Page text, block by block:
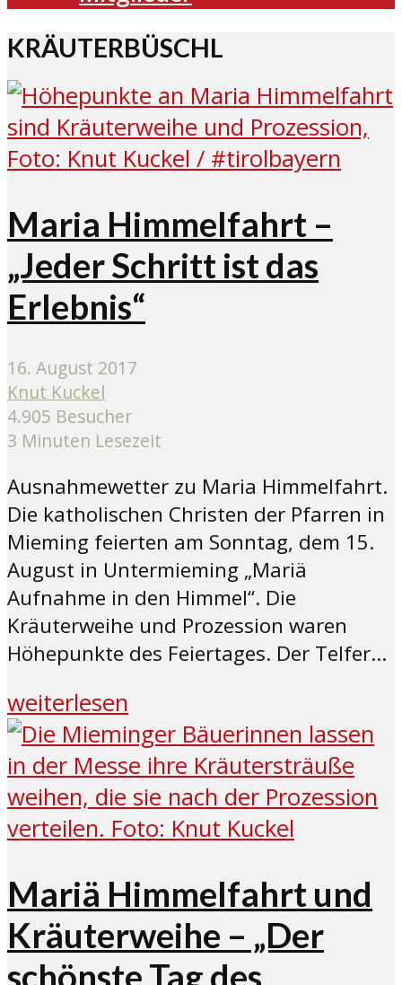
KRÄUTERBÜSCHL
Maria Himmelfahrt –
„Jeder Schritt ist das
Erlebnis“
16. August 2017
Knut Kuckel
4.905 Besucher
3 Minuten Lesezeit
Ausnahmewetter zu Maria Himmelfahrt.
Die katholischen Christen der Pfarren in
Mieming feierten am Sonntag, dem 15.
August in Untermieming „Mariä
Aufnahme in den Himmel“. Die
Kräuterweihe und Prozession waren
Höhepunkte des Feiertages. Der Telfer...
weiterlesen
Mariä Himmelfahrt und
Kräuterweihe – „Der
schönste Tag des